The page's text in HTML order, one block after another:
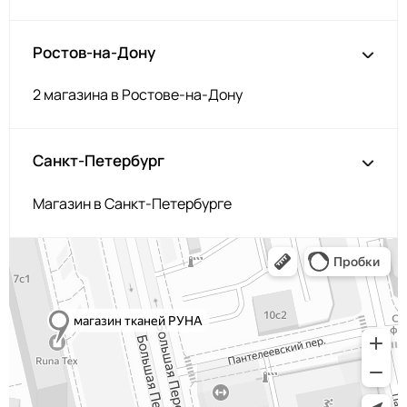
2Травяной
Зелёный
Св.Брусничный
2Марсала
МП-50-F177/2
N048
Сельдерей
2400000679134
168 Орхидея
МП-50-168
F173 Т.Бордовый
МП-50-F173
F196 Пурпур
МП-50-F196
171/2
2Т.Вишнёвый
МП-50-171/2
Ростов-на-Дону
2 магазина в Ростове-на-Дону
Санкт-Петербург
Магазин в Санкт-Петербурге